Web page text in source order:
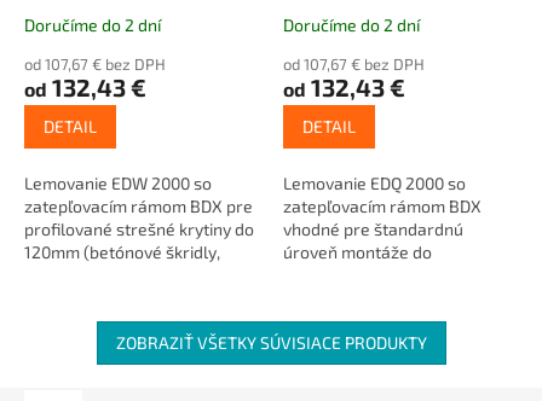
Doručíme do 2 dní
od 107,67 € bez DPH
od 132,43 €
DETAIL
Lemovanie EDW 2000 so
zatepľovacím rámom BDX pre
profilované strešné krytiny do
120mm (betónové škridly,
Doručíme do 2 dní
od 107,67 € bez DPH
od 132,43 €
DETAIL
Lemovanie EDQ 2000 so
zatepľovacím rámom BDX
vhodné pre štandardnú
úroveň montáže do
ZOBRAZIŤ VŠETKY SÚVISIACE PRODUKTY